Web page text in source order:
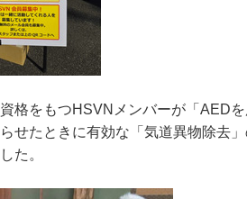
格をもつHSVNメンバーが「AED
せたときに有効な「気道異物除去
た。